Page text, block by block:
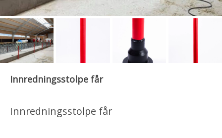
Innredningsstolpe får
Innredningsstolpe får